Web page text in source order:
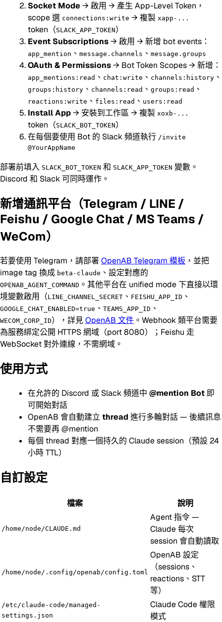
Socket Mode → 啟用 → 產生 App-Level Token，
scope 選 connections:write → 複製 xapp-...
token（SLACK_APP_TOKEN）
Event Subscriptions→ 啟用 → 新增 bot events：
app_mention 、 message.channels 、 message.groups
OAuth & Permissions→ Bot Token Scopes → 新增：
app_mentions:read 、 chat:write 、 channels:history 、
groups:history 、 channels:read 、 groups:read 、
reactions:write 、 files:read 、 users:read
Install App→ 安裝到工作區 → 複製 xoxb-...
token（SLACK_BOT_TOKEN）
在每個要使用 Bot 的 Slack 頻道執行 /invite
@YourAppName
部署前填入 SLACK_BOT_TOKEN 和 SLACK_APP_TOKEN 變數。
Discord 和 Slack 可同時運作。
新增通訊平台（Telegram / LINE /
Feishu / Google Chat / MS Teams /
WeCom）
若要使用 Telegram，請部署OpenAB Telegram 模板 ，並把
image tag 換成 beta-claude 、設定對應的
OPENAB_AGENT_COMMAND 。其他平台在 unified mode 下直接以環
境變數啟用（LINE_CHANNEL_SECRET 、 FEISHU_APP_ID 、
GOOGLE_CHAT_ENABLED=true 、 TEAMS_APP_ID 、
WECOM_CORP_ID），詳見OpenAB 文件 。Webhook 類平台需要
為服務綁定公開 HTTPS 網域（port 8080）；Feishu 走
WebSocket 對外連線，不需網域。
使用方式
在允許的 Discord 或 Slack 頻道中 @mention Bot 即
可開始對話
OpenAB 會自動建立 thread進行多輪對話 — 後續訊息
不需要再 @mention
每個 thread 對應一個持久的 Claude session（預設 24
小時 TTL）
自訂設定
檔案 說明
/home/node/CLAUDE.md
Agent 指令 —
Claude 每次
session 會自動讀取
/home/node/.config/openab/config.toml
OpenAB 設定
（sessions、
reactions、STT
等）
/etc/claude-code/managed-
settings.json
Claude Code 權限
模式